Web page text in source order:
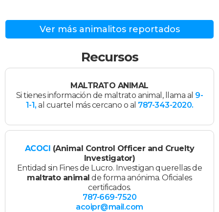
Ver más animalitos reportados
Recursos
MALTRATO ANIMAL
Si tienes información de maltrato animal, llama al 9-
1-1, al cuartel más cercano o al 787-343-2020.
ACOCI (Animal Control Officer and Cruelty
Investigator)
Entidad sin Fines de Lucro. Investigan querellas de
maltrato animal de forma anónima. Oficiales
certificados.
787-669-7520
acoipr@mail.com